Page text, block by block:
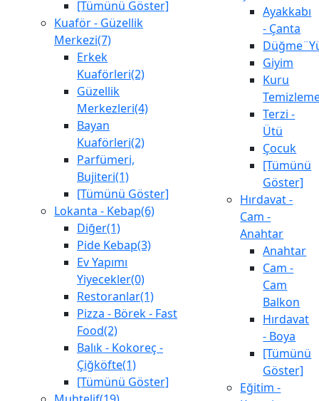
[Tümünü Göster]
Kuaför - Güzellik
Merkezi(7)
Erkek
Kuaförleri(2)
Güzellik
Merkezleri(4)
Bayan
Kuaförleri(2)
Parfümeri,
Bujiteri(1)
[Tümünü Göster]
Lokanta - Kebap(6)
Diğer(1)
Pide Kebap(3)
Ev Yapımı
Yiyecekler(0)
Restoranlar(1)
Pizza - Börek - Fast
Food(2)
Balık - Kokoreç -
Çiğköfte(1)
[Tümünü Göster]
Ayakkabı
- Çanta
Giyim
Kuru
Terzi -
Ütü
Çocuk
[Tümünü
Göster]
Hırdavat -
Cam -
Anahtar
Anahtar
Cam -
Cam
Balkon
Hırdavat
- Boya
[Tümünü
Göster]
Eğitim -